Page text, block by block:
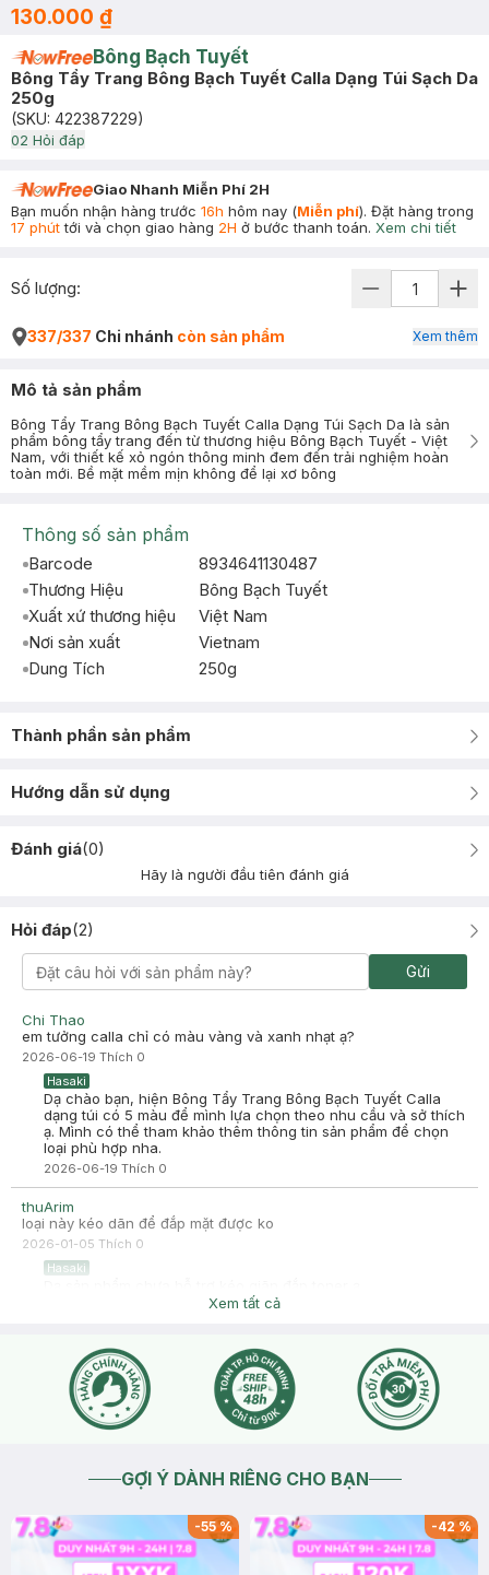
130.000 ₫
Bông Bạch Tuyết
Bông Tẩy Trang Bông Bạch Tuyết Calla Dạng Túi Sạch Da
250g
(SKU: 422387229)
02 Hỏi đáp
Giao Nhanh Miễn Phí 2H
Bạn muốn nhận hàng trước 16h hôm nay (Miễn phí). Đặt hàng trong
17 phúttới và chọn giao hàng 2H ở bước thanh toán. Xem chi tiết
Số lượng:
337/337 Chi nhánh còn sản phẩm Xem thêm
Mô tả sản phẩm
Bông Tẩy Trang Bông Bạch Tuyết Calla Dạng Túi Sạch Da là sản
phẩm bông tẩy trang đến từ thương hiệu Bông Bạch Tuyết - Việt
Nam, với thiết kế xỏ ngón thông minh đem đến trải nghiệm hoàn
toàn mới. Bề mặt mềm mịn không để lại xơ bông
Thông số sản phẩm
Barcode
8934641130487
Thương Hiệu
Bông Bạch Tuyết
Xuất xứ thương hiệu
Việt Nam
Nơi sản xuất
Vietnam
Dung Tích
250g
Thành phần sản phẩm
Hướng dẫn sử dụng
Đánh giá(0)
Hãy là người đầu tiên đánh giá
Hỏi đáp(2)
Gửi
Chi Thao
em tưởng calla chỉ có màu vàng và xanh nhạt ạ?
2026-06-19 Thích 0
Hasaki
Dạ chào bạn, hiện Bông Tẩy Trang Bông Bạch Tuyết Calla
dạng túi có 5 màu để mình lựa chọn theo nhu cầu và sở thích
ạ. Mình có thể tham khảo thêm thông tin sản phẩm để chọn
loại phù hợp nha.
2026-06-19 Thích 0
thuArim
loại này kéo dãn để đắp mặt được ko
2026-01-05 Thích 0
Hasaki
Xem tất cả
GỢI Ý DÀNH RIÊNG CHO BẠN
-55% -42%